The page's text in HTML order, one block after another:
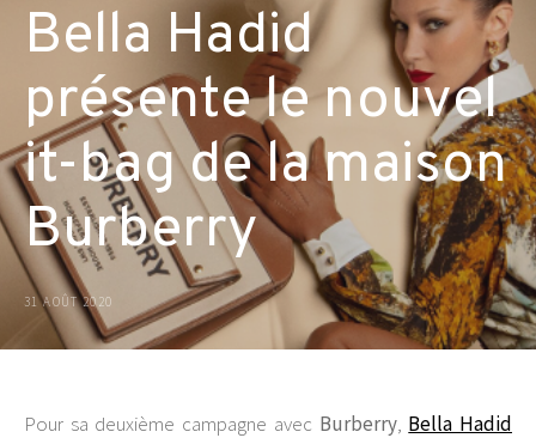
Bella Hadid
présente le nouvel
it-bag de la maison
Burberry
31 AOÛT 2020
Pour sa deuxième campagne avec Burberry, Bella Hadid